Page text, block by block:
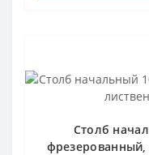
Столб
фрезерованный,